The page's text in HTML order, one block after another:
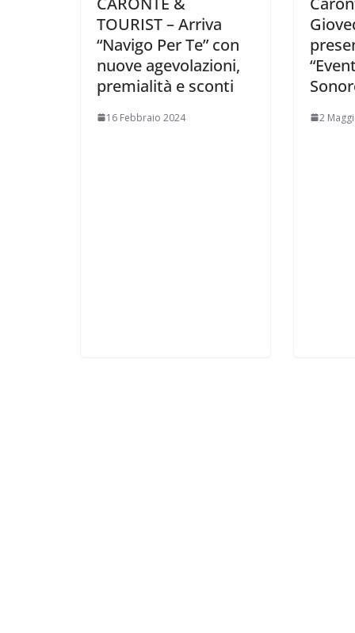
TOURIST – Arriva
“Navigo Per Te” con
nuove agevolazioni,
premialità e sconti
16 Febbraio 2024 2